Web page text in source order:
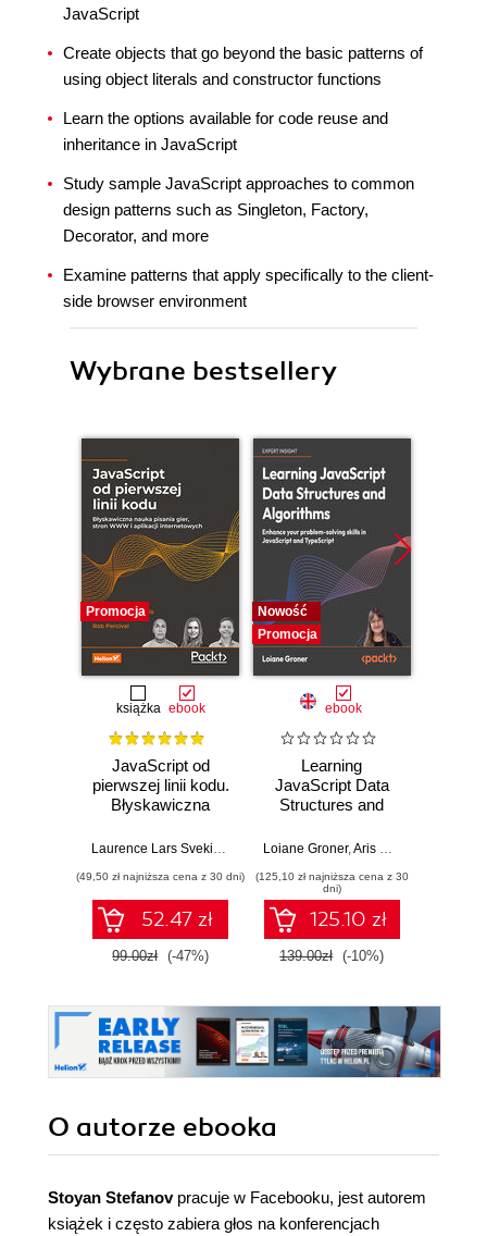
JavaScript
Create objects that go beyond the basic patterns of
using object literals and constructor functions
Learn the options available for code reuse and
inheritance in JavaScript
Study sample JavaScript approaches to common
design patterns such as Singleton, Factory,
Decorator, and more
Examine patterns that apply specifically to the client-
side browser environment
Wybrane bestsellery
Promocja
książka ebook
JavaScript od
pierwszej linii kodu.
Błyskawiczna
stron WWW i
internetowych
Laurence Lars Svekis
, Maaike van Putten,Rob Percival
(49,50 zł najniższa cena z 30 dni)
52.47 zł
99.00zł (-47%)
Nowość
Promocja
ebook
Learning
JavaScript Data
Structures and
Enhance your
skills in JavaScript
and TypeScript -
Fourth Edition
Loiane Groner,Aris Markogiannakis
(125,10 zł najniższa cena z 30
dni)
125.10 zł
139.00zł (-10%)
O autorze ebooka
Stoyan Stefanovpracuje w Facebooku, jest autorem
książek i często zabiera głos na konferencjach